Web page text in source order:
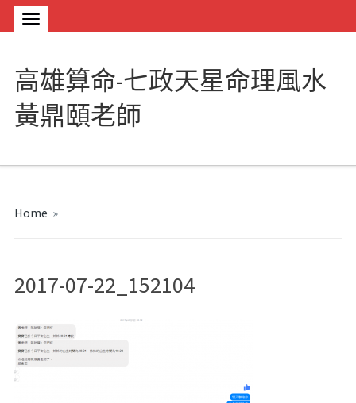
高雄算命-七政天星命理風水
黃鼎頤老師
Home »
2017-07-22_152104